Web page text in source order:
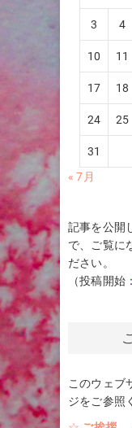
3 4
10 11
17 18
24 25
31
« 7月
記事を公開
で、ご覧に
ださい。
（投稿開始
このウェブ
ジをご参照